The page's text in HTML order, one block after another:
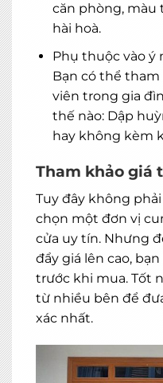
căn phòng, màu
hài hoà.
Phụ thuộc vào ý
Bạn có thể tham
viên trong gia
thế nào: Dập
hay không kèm
Tham khảo giá
Tuy đây không
chọn một đơn vị
cửa uy tín. Nhưng
đẩy giá lên cao,
trước khi mua. Tốt
từ nhiều bên để
xác nhất.